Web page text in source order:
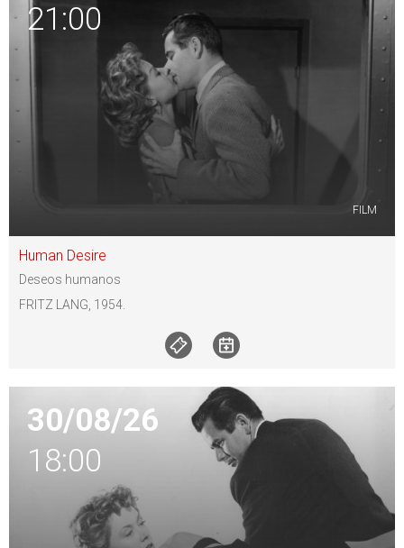
21:00
FILM
Human Desire
Deseos humanos
FRITZ LANG, 1954.
30/08/26
18:00